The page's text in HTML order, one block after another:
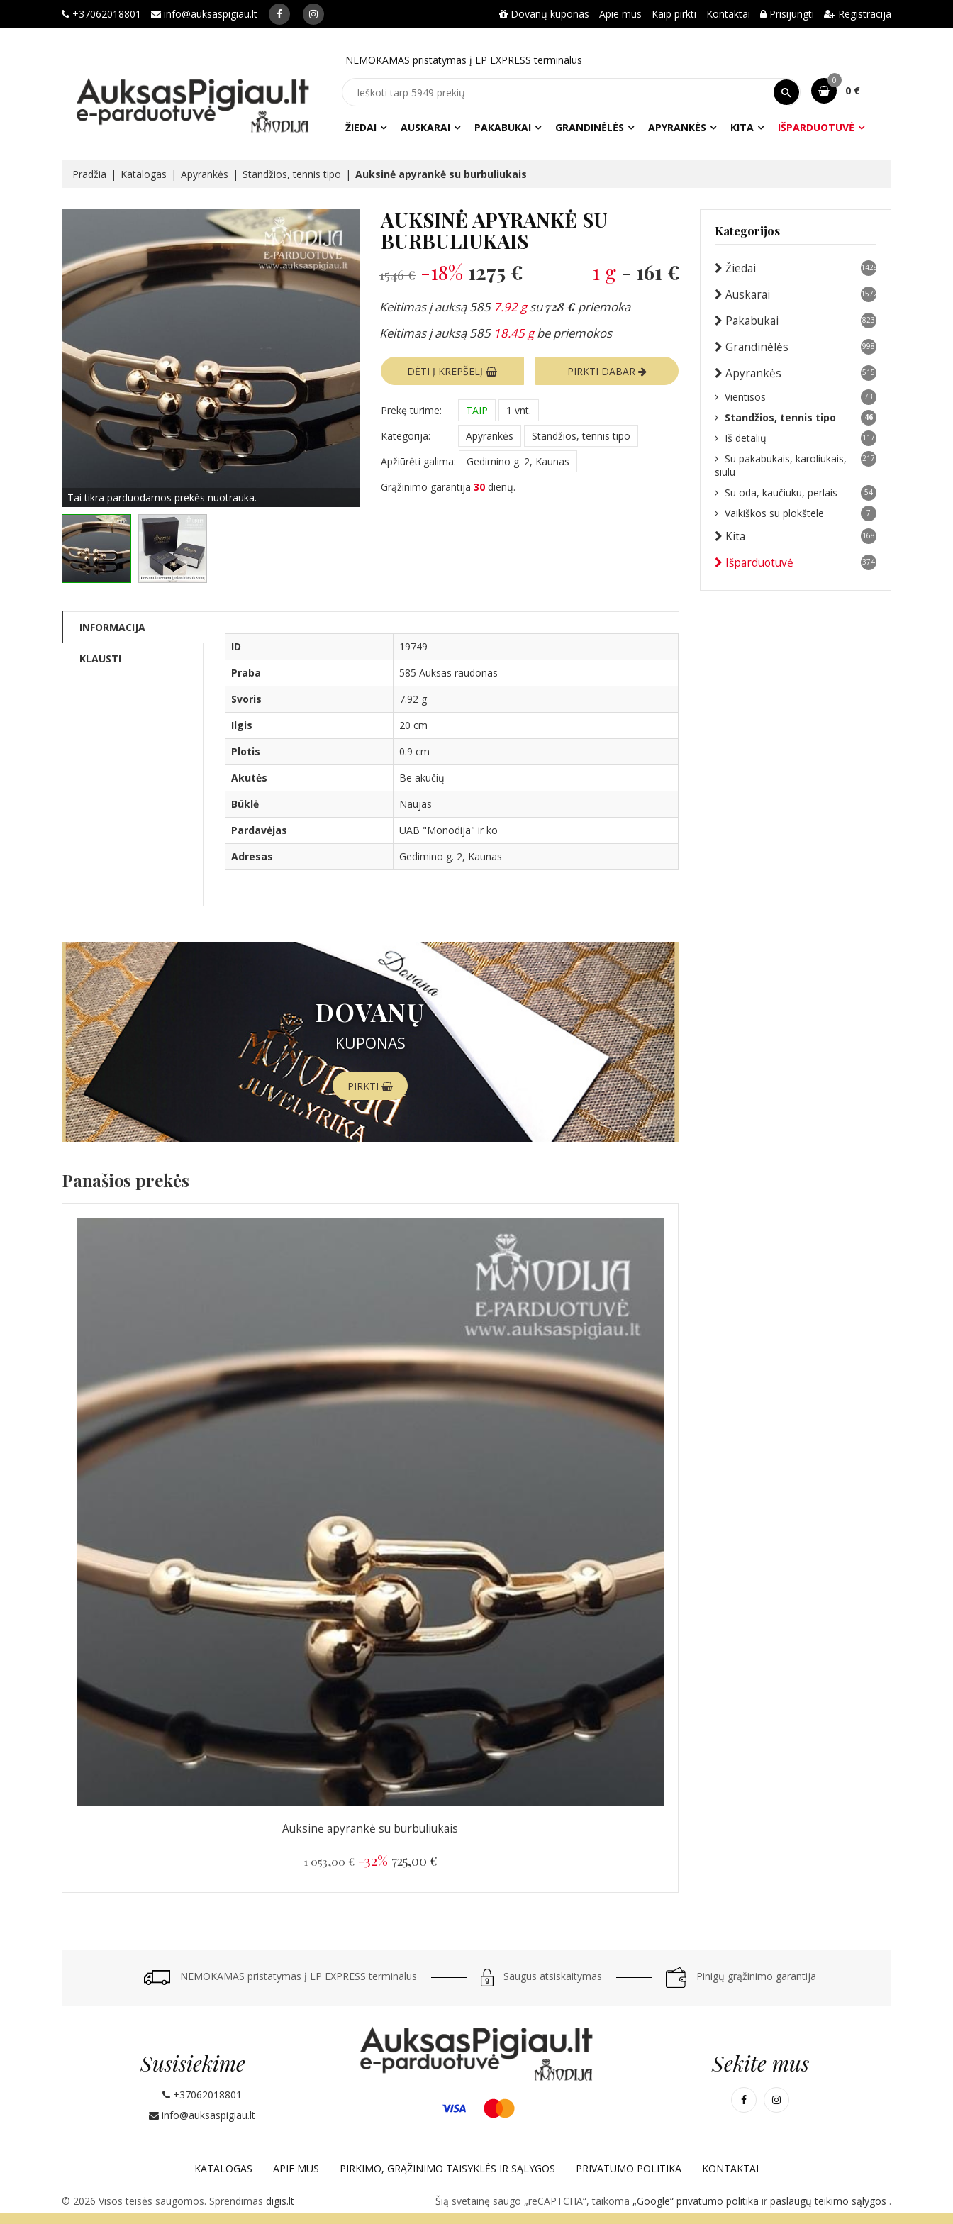
+37062018801 info@auksaspigiau.lt Dovanų kuponas Apie mus Kaip pirkti Kontaktai Prisijungti Registracija
NEMOKAMAS pristatymas į LP EXPRESS terminalus
0
0 €
ŽIEDAI AUSKARAI PAKABUKAI GRANDINĖLĖS APYRANKĖS KITA IŠPARDUOTUVĖ
Pradžia Katalogas Apyrankės Standžios, tennis tipo Auksinė apyrankė su burbuliukais
Tai tikra parduodamos prekės nuotrauka.
AUKSINĖ APYRANKĖ SU
BURBULIUKAIS
1546 € -18% 1275 € 1 g - 161 €
Keitimas į auksą 585 7.92 gsu728 €priemoka
Keitimas į auksą 585 18.45 gbe priemokos
DĖTI Į KREPŠELĮ PIRKTI DABAR
Prekę turime: TAIP
1 vnt.
Kategorija:
Apyrankės
Standžios, tennis tipo
Apžiūrėti galima:
Gedimino g. 2, Kaunas
Grąžinimo garantija 30 dienų.
INFORMACIJA
KLAUSTI
ID
19749
Praba
585 Auksas raudonas
Svoris
7.92 g
Ilgis
20 cm
Plotis
0.9 cm
Akutės
Be akučių
Būklė
Naujas
Pardavėjas
UAB "Monodija" ir ko
Adresas
Gedimino g. 2, Kaunas
DOVANŲ
KUPONAS
PIRKTI
Panašios prekės
Auksinė apyrankė su burbuliukais
1 053,00 € -32% 725,00 €
Kategorijos
Žiedai 1428
Auskarai 1572
Pakabukai 823
Grandinėlės 998
Apyrankės 515
Vientisos 73
Standžios, tennis tipo 46
Iš detalių 117
Su pakabukais, karoliukais,
siūlu
217
Su oda, kaučiuku, perlais 54
Vaikiškos su plokštele 7
Kita 168
Išparduotuvė 374
NEMOKAMAS pristatymas į LP EXPRESS terminalus Saugus atsiskaitymas Pinigų grąžinimo garantija
Susisiekime
+37062018801
info@auksaspigiau.lt
Sekite mus
KATALOGAS APIE MUS PIRKIMO, GRĄŽINIMO TAISYKLĖS IR SĄLYGOS PRIVATUMO POLITIKA KONTAKTAI
© 2026 Visos teisės saugomos. Sprendimas digis.lt Šią svetainę saugo „reCAPTCHA“, taikoma „Google“ privatumo politika ir paslaugų teikimo sąlygos .